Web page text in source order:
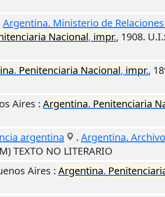
Argentina. Ministerio de
Nacional, impr., 1908. U.I.
. Penitenciaria Nacional, impr.,
Aires : Argentina. Penitenciaria
argentina
. Argentina.
TEXTO NO LITERARIO
Aires : Argentina.